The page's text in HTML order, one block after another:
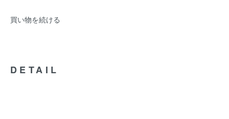
買い物を続ける
DETAIL